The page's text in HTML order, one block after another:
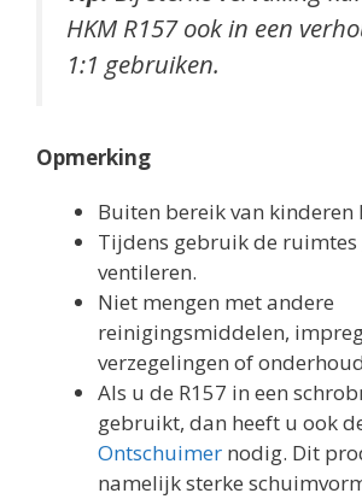
HKM R157 ook in een
1:1 gebruiken.
Opmerking
Buiten bereik van kinderen
Tijdens gebruik de ruimtes
ventileren.
Niet mengen met andere
reinigingsmiddelen,
verzegelingen of
Als u de R157 in een
gebruikt, dan heeft u ook
Ontschuimer nodig. Dit
namelijk sterke